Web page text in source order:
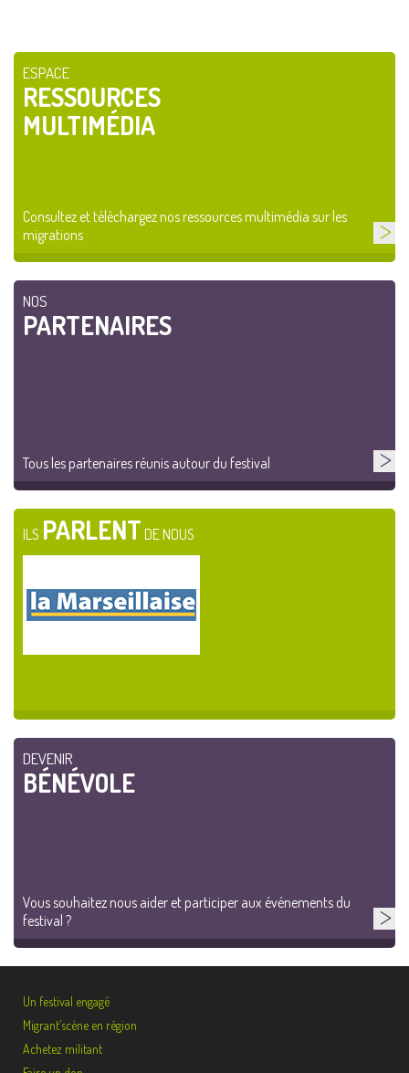
ESPACE
RESSOURCES
MULTIMÉDIA
Consultez et téléchargez nos ressources multimédia sur les
migrations
NOS
PARTENAIRES
Tous les partenaires réunis autour du festival
ILS PARLENT DE NOUS
DEVENIR
BÉNÉVOLE
Vous souhaitez nous aider et participer aux événements du
festival ?
Un festival engagé
Migrant’scène en région
Achetez militant